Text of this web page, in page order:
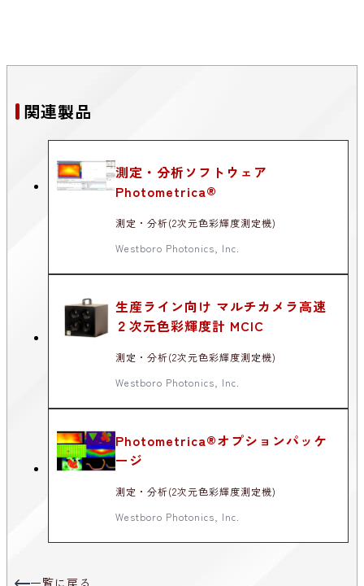
関連製品
測定・分析ソフトウェア
Photometrica®
測定・分析(2次元色彩輝度測定機)
Westboro Photonics, Inc.
生産ライン向け マルチカメラ高速
２次元色彩輝度計 MCIC
測定・分析(2次元色彩輝度測定機)
Westboro Photonics, Inc.
Photometrica®オプションパッケ
ージ
測定・分析(2次元色彩輝度測定機)
Westboro Photonics, Inc.